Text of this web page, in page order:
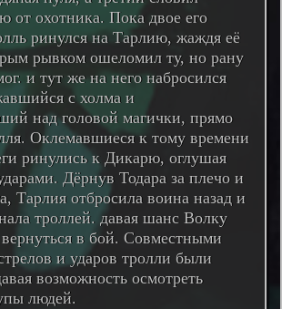
от охотника. Пока двое его
ринулся на Тарлию, жаждя её
рывком ошеломил ту, но рану
и тут же на него набросился
с холма и
над головой магички, прямо
Оклемавшиеся к тому времени
ринулись к Дикарю, оглушая
Дёрнув Тодара за плечо и
Тарлия отбросила воина назад и
троллей. давая шанс Волку
в бой. Совместными
и ударов тролли были
возможность осмотреть
людей.